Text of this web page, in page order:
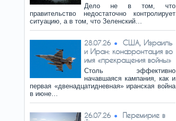
Дело не в том, что
правительство недостаточно контролирует
ситуацию, а в том, что Зеленский…
28.07.26
США, Израиль
и Иран: конфронтация во
имя «прекращения войны»
Столь эффективно
начавшаяся кампания, как и
первая «двенадцатидневная» иранская война
в июне…
26.07.26
Перемирие в